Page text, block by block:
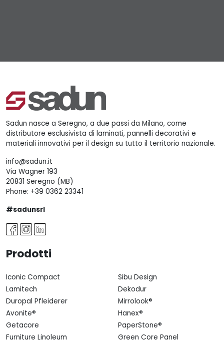
Sadun nasce a Seregno, a due passi da Milano, come
distributore esclusivista di laminati, pannelli decorativi e
materiali innovativi per il design su tutto il territorio nazionale.
info@sadun.it
Via Wagner 193
20831 Seregno (MB)
Phone: +39 0362 23341
#sadunsrl
Prodotti
Iconic Compact
Sibu Design
Lamitech
Dekodur
Duropal Pfleiderer
Mirrolook®
Avonite®
Hanex®
Getacore
PaperStone®
Furniture Linoleum
Green Core Panel